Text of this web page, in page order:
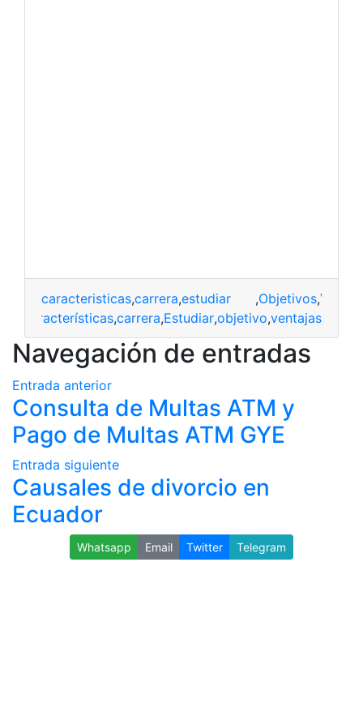
caracteristicas,carrera,estudiar ,Objetivos,
características,carrera,Estudiar,objetivo,ventajas
Navegación de entradas
Entrada anterior
Consulta de Multas ATM y
Pago de Multas ATM GYE
Entrada siguiente
Causales de divorcio en
Ecuador
Whatsapp Email Twitter Telegram